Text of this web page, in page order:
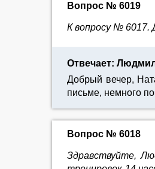
Вопрос № 6019
К вопросу № 6017.
Отвечает:
Добрый вечер,
письме, немного
Вопрос № 6018
Здравствуйте,